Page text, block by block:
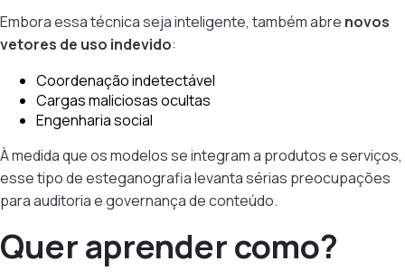
Embora essa técnica seja inteligente, também abre novos
vetores de uso indevido:
Coordenação indetectável
Cargas maliciosas ocultas
Engenharia social
À medida que os modelos se integram a produtos e serviços,
esse tipo de esteganografia levanta sérias preocupações
para auditoria e governança de conteúdo.
Quer aprender como?